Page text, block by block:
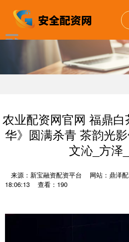
农业配资网官网 福鼎
华》圆满杀青 茶韵光
文沁_方泽
来源：新宝融资配资平台 网站：鼎泽
18:06:13
查看：190